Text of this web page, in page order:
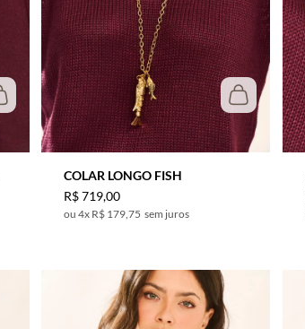
COLAR LONGO FISH
R$719,00
4x R$ 179,75 sem juros